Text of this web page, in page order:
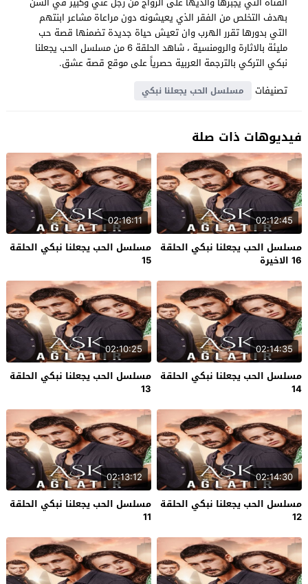
بهدف التخلص من الفقر الذي يعيشونه دون مراعاة مشاعر ابنتهم
التي بدورها تقرر الهرب وان تعيش حياة جديدة تضمنها قصة حب
مليئة بالاثارة والرومنسية ، شاهد الحلقة 6 من مسلسل الحب يجعلنا
نبكي التركي بالترجمة العربية حصرياً على موقع قصة عشق.
تصنيفات
مسلسل الحب يجعلنا نبكي
فيديوهات ذات صلة
02:12:45
مسلسل الحب يجعلنا نبكي الحلقة
16 الاخيرة
02:16:11
مسلسل الحب يجعلنا نبكي الحلقة
15
02:14:35
مسلسل الحب يجعلنا نبكي الحلقة
14
02:10:25
مسلسل الحب يجعلنا نبكي الحلقة
13
02:14:30
مسلسل الحب يجعلنا نبكي الحلقة
12
02:13:12
مسلسل الحب يجعلنا نبكي الحلقة
11